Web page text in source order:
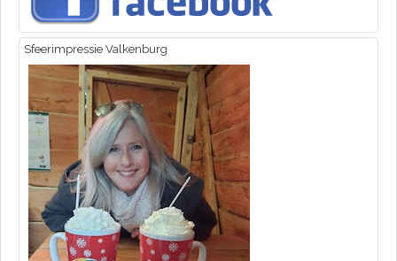
Sfeerimpressie Valkenburg